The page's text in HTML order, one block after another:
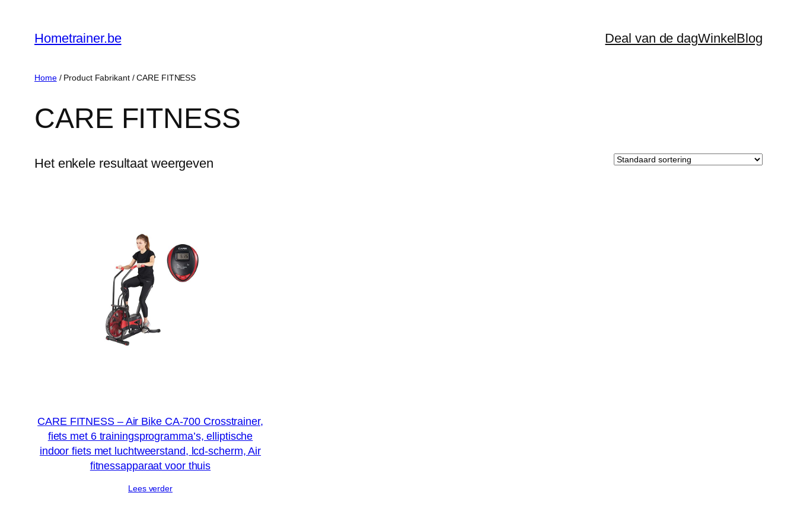
Hometrainer.be Deal van de dagWinkelBlog
Home/ Product Fabrikant / ‎CARE FITNESS
‎CARE FITNESS
Het enkele resultaat weergeven
CARE FITNESS – Air Bike CA-700 Crosstrainer,
fiets met 6 trainingsprogramma’s, elliptische
indoor fiets met luchtweerstand, lcd-scherm, Air
fitnessapparaat voor thuis
Lees verder